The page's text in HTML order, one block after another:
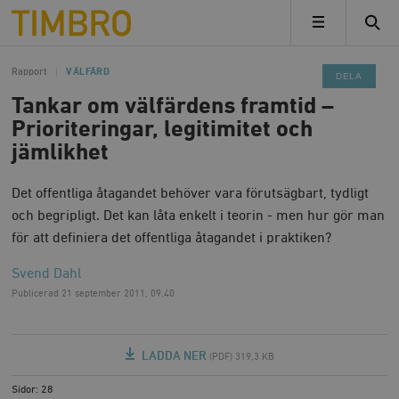
Timbro
MENY
Rapport VÄLFÄRD
Tankar om välfärdens framtid –
Prioriteringar, legitimitet och
jämlikhet
Det offentliga åtagandet behöver vara förutsägbart, tydligt
och begripligt. Det kan låta enkelt i teorin - men hur gör man
för att definiera det offentliga åtagandet i praktiken?
Svend Dahl
Publicerad 21 september 2011, 09.40
LADDA NER (PDF) 319,3 KB
Sidor: 28
DELA